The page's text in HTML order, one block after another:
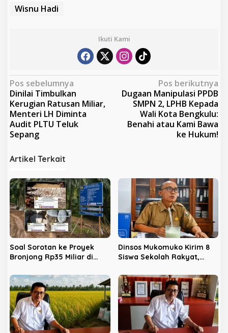
Wisnu Hadi
Ikuti Kami
N
a
v
i
g
a
i
p
o
s
Pos sebelumnya
Dinilai Timbulkan
Kerugian Ratusan Miliar,
Menteri LH Diminta
Audit PLTU Teluk
Sepang
Pos berikutnya
Dugaan Manipulasi PPDB
SMPN 2, LPHB Kepada
Wali Kota Bengkulu:
Benahi atau Kami Bawa
ke Hukum!
Artikel Terkait
Soal Sorotan ke Proyek
Bronjong Rp35 Miliar di
Sumatera VII
Dinsos Mukomuko Kirim 8
Siswa Sekolah Rakyat,
Makmur Siap Bantu
Semaksimal Mungkin